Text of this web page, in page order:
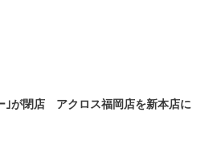
｣が閉店 アクロス福岡店を新本店に